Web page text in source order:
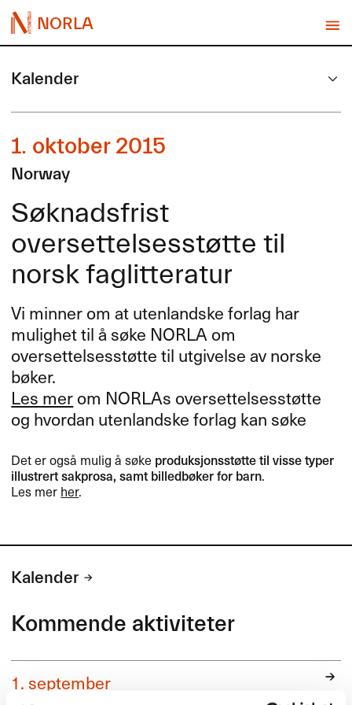
NORLA
Kalender
1. oktober 2015
Norway
Søknadsfrist
oversettelsesstøtte til
norsk faglitteratur
Vi minner om at utenlandske forlag har
mulighet til å søke NORLAom
oversettelsesstøtte til utgivelse av norske
bøker.
Les merom NORLAs oversettelsesstøtte
og hvordan utenlandske forlag kan søke
Det er også mulig å søke produksjonsstøtte til visse typer
illustrert sakprosa, samt billedbøker for barn.
Les mer her.
Kalender
Kommende aktiviteter
1. september